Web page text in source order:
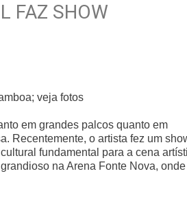
FAZ SHOW
veja fotos
em grandes palcos quanto em
Recentemente, o artista fez um
fundamental para a cena
na Arena Fonte Nova,